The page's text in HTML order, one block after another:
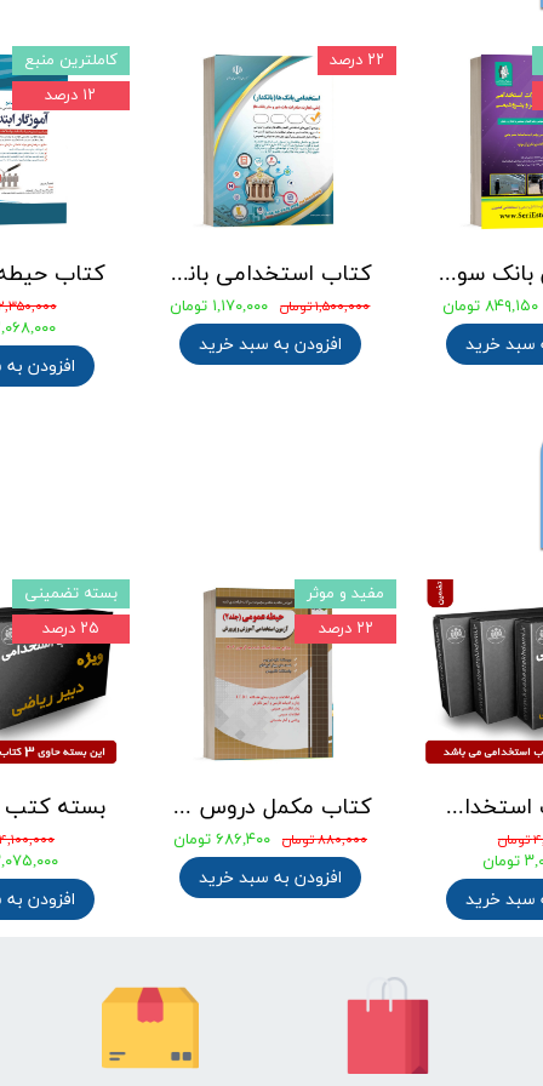
۲,۳۵۰,۰۰۰
۲,۰۶۸,۰۰۰
افزودن
کاملترین منبع
۱۲ درصد
کتاب استخدامی بانک های خصوصی و دولتی (بانکدار) 1404 انتشارات آراه
۱,۵۰۰,۰۰۰ تومان ۱,۱۷۰,۰۰۰ تومان
افزودن به سبد خرید
۲۲ درصد
جامع ترین بانک سوالات استخدامی مهندسی شیمی، پلیمر و پتروشیمی
۸۴۹,۱۵۰ تومان
سبد خرید
۴,۱۰۰,۰۰۰ تومان
۳,۰۷۵,۰۰۰
افزودن
بسته تضمینی
۲۵ درصد
کتاب مکمل دروس حیطه عمومی ویژه آزمون استخدامی آموزش و پرورش 1405 نشر چهارخونه
۸۸۰,۰۰۰ تومان ۶۸۶,۴۰۰ تومان
افزودن به سبد خرید
مفید و موثر
۲۲ درصد
بسته کتب استخدامی دبیری علوم تجربی - شیمی آزمون آموزش و پرورش 1405
سبد خرید